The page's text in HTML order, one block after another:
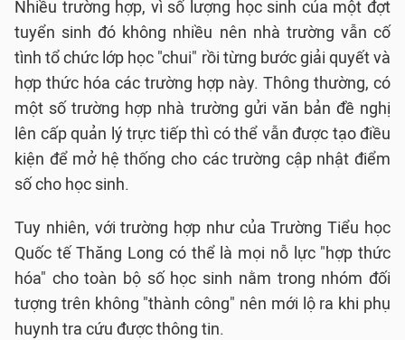
Nhiều trường hợp, vì số lượng học sinh của một đợt
tuyển sinh đó không nhiều nên nhà trường vẫn cố
tình tổ chức lớp học "chui" rồi từng bước giải quyết và
hợp thức hóa các trường hợp này. Thông thường, có
một số trường hợp nhà trường gửi văn bản đề nghị
lên cấp quản lý trực tiếp thì có thể vẫn được tạo điều
kiện để mở hệ thống cho các trường cập nhật điểm
số cho học sinh.
Tuy nhiên, với trường hợp như của Trường Tiểu học
Quốc tế Thăng Long có thể là mọi nỗ lực "hợp thức
hóa" cho toàn bộ số học sinh nằm trong nhóm đối
tượng trên không "thành công" nên mới lộ ra khi phụ
huynh tra cứu được thông tin.